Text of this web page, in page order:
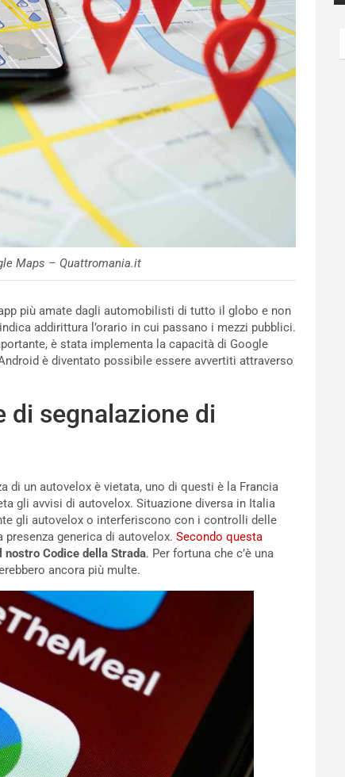
Maps – Quattromania.it
più amate dagli automobilisti di tutto il globo e non
addirittura l’orario in cui passano i mezzi pubblici.
è stata implementa la capacità di Google
è diventato possibile essere avvertiti attraverso
di segnalazione di
di un autovelox è vietata, uno di questi è la Francia
gli avvisi di autovelox. Situazione diversa in Italia
gli autovelox o interferiscono con i controlli delle
generica di autovelox. Secondo questa
nostro Codice della Strada. Per fortuna che c’è una
ancora più multe.